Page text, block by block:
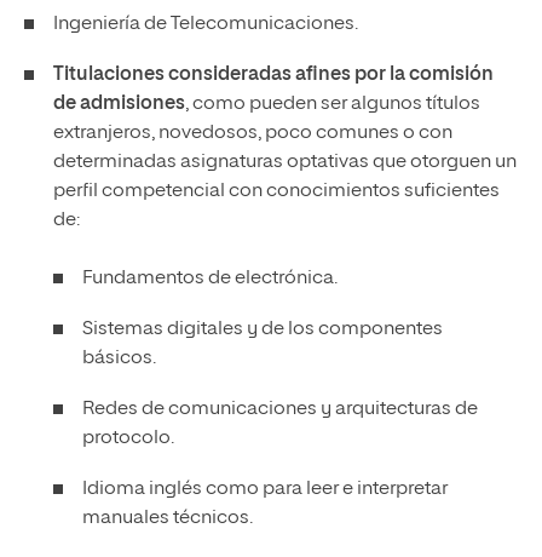
Ingeniería de Telecomunicaciones.
Titulaciones consideradas afines por la comisión
de admisiones, como pueden ser algunos títulos
extranjeros, novedosos, poco comunes o con
determinadas asignaturas optativas que otorguen un
perfil competencial con conocimientos suficientes
de:
Fundamentos de electrónica.
Sistemas digitales y de los componentes
básicos.
Redes de comunicaciones y arquitecturas de
protocolo.
Idioma inglés como para leer e interpretar
manuales técnicos.